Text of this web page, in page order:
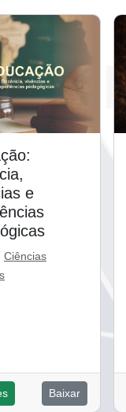
e
Ciências
Baixar